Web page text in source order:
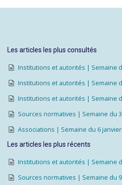
Les articles les plus consultés
Institutions et autorités | Semaine
Institutions et autorités | Semaine
Institutions et autorités | Semaine
Sources normatives | Semaine du
Associations | Semaine du 6 janvier
Les articles les plus récents
Institutions et autorités | Semaine
Sources normatives | Semaine du